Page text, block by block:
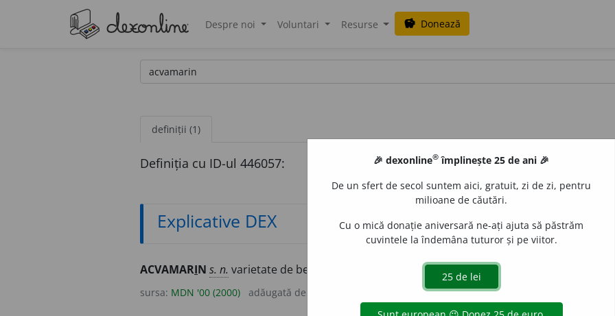
Despre noi Voluntari Resurse savings Donează
definiții (1)
Definiția cu ID-ul 446057:
Explicative DEX
ACVAMARIN s. n. varietate de beril, albastră-verzuie, piatră prețioasă. (<
sursa: MDN '00 (2000) adăugată de
🎉 dexonline® împlinește 25 de ani 🎉
De un sfert de secol suntem aici, gratuit, zi de zi, pentru
milioane de căutări.
Cu o mică donație aniversară ne-ați ajuta să păstrăm
cuvintele la îndemâna tuturor și pe viitor.